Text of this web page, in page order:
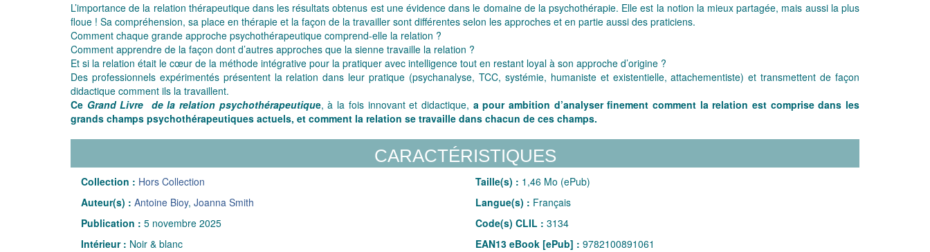
L’importance de la relation thérapeutique dans les résultats obtenus est une évidence dans le domaine de la psychothérapie. Elle est la notion la mieux partagée, mais aussi la plus
floue ! Sa compréhension, sa place en thérapie et la façon de la travailler sont différentes selon les approches et en partie aussi des praticiens.
Comment chaque grande approche psychothérapeutique comprend-elle la relation ?
Comment apprendre de la façon dont d’autres approches que la sienne travaille la relation ?
Et si la relation était le cœur de la méthode intégrative pour la pratiquer avec intelligence tout en restant loyal à son approche d’origine ?
Des professionnels expérimentés présentent la relation dans leur pratique (psychanalyse, TCC, systémie, humaniste et existentielle, attachementiste) et transmettent de façon
didactique comment ils la travaillent.
Ce Grand Livre de la relation psychothérapeutique, à la fois innovant et didactique, a pour ambition d’analyser finement comment la relation est comprise dans les
grands champs psychothérapeutiques actuels, et comment la relation se travaille dans chacun de ces champs.
CARACTÉRISTIQUES
Collection : Hors Collection
Auteur(s) : Antoine Bioy, Joanna Smith
Publication : 5 novembre 2025
Intérieur : Noir & blanc
Taille(s) : 1,46 Mo (ePub)
Langue(s) : Français
Code(s) CLIL : 3134
EAN13 eBook [ePub] : 9782100891061